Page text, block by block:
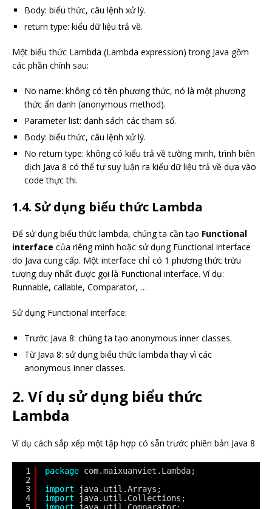
Body: biểu thức, câu lệnh xử lý.
return type: kiểu dữ liệu trả về.
Một biểu thức Lambda (Lambda expression) trong Java gồm
các phần chính sau:
No name: không có tên phương thức, nó là một phương
thức ẩn danh (anonymous method).
Parameter list: danh sách các tham số.
Body: biểu thức, câu lệnh xử lý.
No return type: không có kiểu trả về tường minh, trình biên
dịch Java 8 có thể tự suy luận ra kiểu dữ liệu trả về dựa vào
code thực thi.
1.4. Sử dụng biểu thức Lambda
Để sử dụng biểu thức lambda, chúng ta cần tạo Functional
interface của riêng mình hoặc sử dụng Functional interface
do Java cung cấp. Một interface chỉ có 1 phương thức trừu
tượng duy nhất được gọi là Functional interface. Ví dụ:
Runnable, callable, Comparator, …
Sử dụng Functional interface:
Trước Java 8: chúng ta tạo anonymous inner classes.
Từ Java 8: sử dụng biểu thức lambda thay vì các
anonymous inner classes.
2. Ví dụ sử dụng biểu thức
Lambda
Ví dụ cách sắp xếp một tập hợp có sẵn trước phiên bản Java 8
1
2
3
4
package com.maixuanviet.Lambda;
import
java.util.Arrays;
import
java.util.Collections;